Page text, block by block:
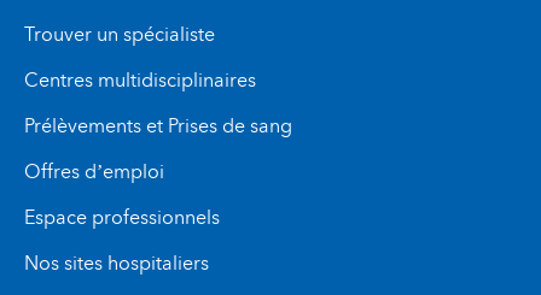
Trouver un spécialiste
Centres multidisciplinaires
Prélèvements et Prises de sang
Offres d’emploi
Espace professionnels
Nos sites hospitaliers